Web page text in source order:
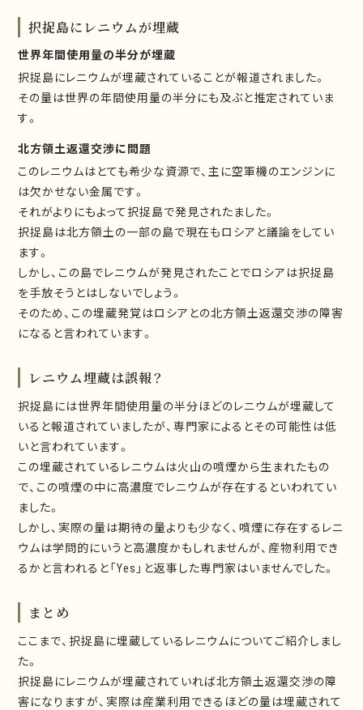
択捉島にレニウムが埋蔵
世界年間使用量の半分が埋蔵
択捉島にレニウムが埋蔵されていることが報道されました。
その量は世界の年間使用量の半分にも及ぶと推定されていま
す。
北方領土返還交渉に問題
このレニウムはとても希少な資源で、主に空軍機のエンジンに
は欠かせない金属です。
それがよりにもよって択捉島で発見されたました。
択捉島は北方領土の一部の島で現在もロシアと議論をしてい
ます。
しかし、この島でレニウムが発見されたことでロシアは択捉島
を手放そうとはしないでしょう。
そのため、この埋蔵発覚はロシアとの北方領土返還交渉の障害
になると言われています。
レニウム埋蔵は誤報？
択捉島には世界年間使用量の半分ほどのレニウムが埋蔵して
いると報道されていましたが、専門家によるとその可能性は低
いと言われています。
この埋蔵されているレニウムは火山の噴煙から生まれたもの
で、この噴煙の中に高濃度でレニウムが存在するといわれてい
ました。
しかし、実際の量は期待の量よりも少なく、噴煙に存在するレニ
ウムは学問的にいうと高濃度かもしれませんが、産物利用でき
るかと言われると「Yes」と返事した専門家はいませんでした。
まとめ
ここまで、択捉島に埋蔵しているレニウムについてご紹介しまし
た。
択捉島にレニウムが埋蔵されていれば北方領土返還交渉の障
害になりますが、実際は産業利用できるほどの量は埋蔵されて